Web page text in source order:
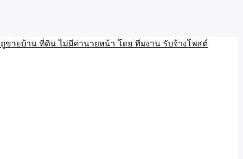
ะAI โพสต์บ้านที่ดิน
สังหา ราคาถูขายบ้าน
น เว็บประกาศ โพส โฆษณา ลงประกาศฟรี